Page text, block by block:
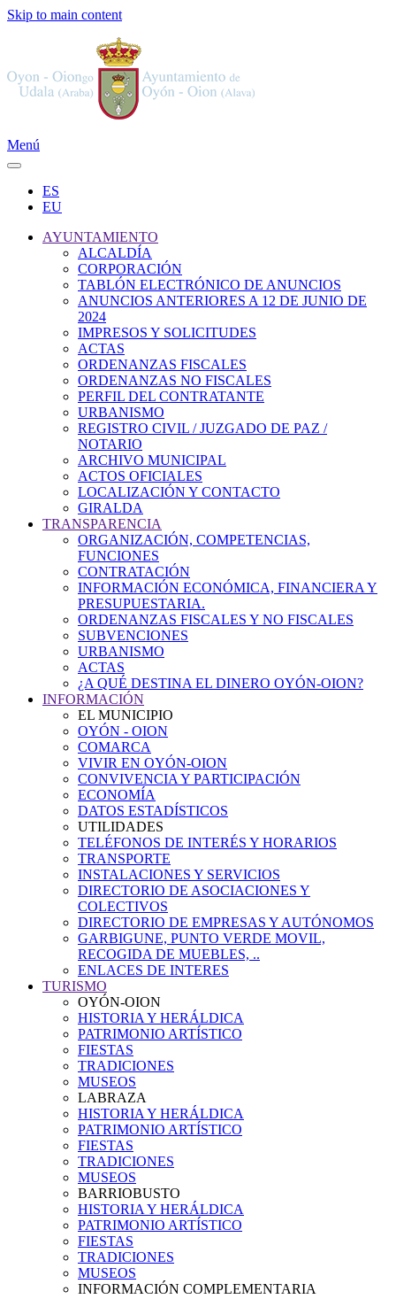
Skip to main content
Menú
ES
EU
AYUNTAMIENTO
ALCALDÍA
CORPORACIÓN
TABLÓN ELECTRÓNICO DE ANUNCIOS
ANUNCIOS ANTERIORES A 12 DE JUNIO DE
2024
IMPRESOS Y SOLICITUDES
ACTAS
ORDENANZAS FISCALES
ORDENANZAS NO FISCALES
PERFIL DEL CONTRATANTE
URBANISMO
REGISTRO CIVIL / JUZGADO DE PAZ /
NOTARIO
ARCHIVO MUNICIPAL
ACTOS OFICIALES
LOCALIZACIÓN Y CONTACTO
GIRALDA
TRANSPARENCIA
ORGANIZACIÓN, COMPETENCIAS,
FUNCIONES
CONTRATACIÓN
INFORMACIÓN ECONÓMICA, FINANCIERA Y
PRESUPUESTARIA.
ORDENANZAS FISCALES Y NO FISCALES
SUBVENCIONES
URBANISMO
ACTAS
¿A QUÉ DESTINA EL DINERO OYÓN-OION?
INFORMACIÓN
EL MUNICIPIO
OYÓN - OION
COMARCA
VIVIR EN OYÓN-OION
CONVIVENCIA Y PARTICIPACIÓN
ECONOMÍA
DATOS ESTADÍSTICOS
UTILIDADES
TELÉFONOS DE INTERÉS Y HORARIOS
TRANSPORTE
INSTALACIONES Y SERVICIOS
DIRECTORIO DE ASOCIACIONES Y
COLECTIVOS
DIRECTORIO DE EMPRESAS Y AUTÓNOMOS
GARBIGUNE, PUNTO VERDE MOVIL,
RECOGIDA DE MUEBLES, ..
ENLACES DE INTERES
TURISMO
OYÓN-OION
HISTORIA Y HERÁLDICA
PATRIMONIO ARTÍSTICO
FIESTAS
TRADICIONES
MUSEOS
LABRAZA
HISTORIA Y HERÁLDICA
PATRIMONIO ARTÍSTICO
FIESTAS
TRADICIONES
MUSEOS
BARRIOBUSTO
HISTORIA Y HERÁLDICA
PATRIMONIO ARTÍSTICO
FIESTAS
TRADICIONES
MUSEOS
INFORMACIÓN COMPLEMENTARIA